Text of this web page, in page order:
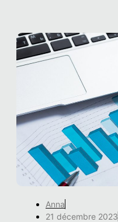
Anna
21 décembre 2023